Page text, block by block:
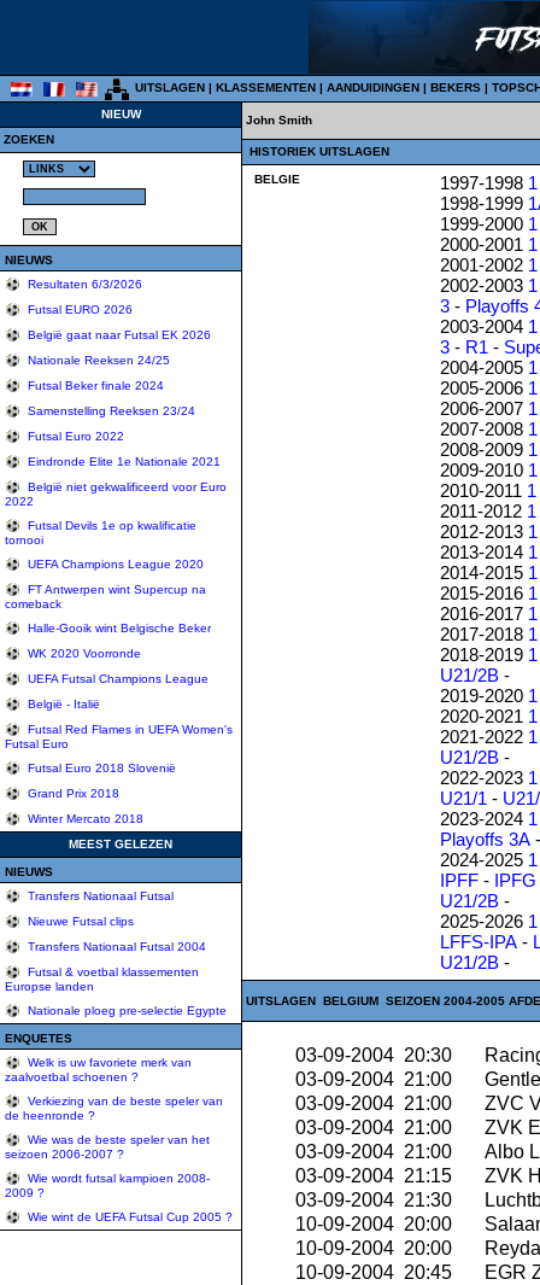
UITSLAGEN | KLASSEMENTEN | AANDUIDINGEN | BEKERS |
NIEUW
ZOEKEN
NIEUWS
Resultaten 6/3/2026
Futsal EURO 2026
België gaat naar Futsal EK 2026
Nationale Reeksen 24/25
Futsal Beker finale 2024
Samenstelling Reeksen 23/24
Futsal Euro 2022
Eindronde Elite 1e Nationale 2021
België niet gekwalificeerd voor Euro
2022
Futsal Devils 1e op kwalificatie
tornooi
UEFA Champions League 2020
FT Antwerpen wint Supercup na
comeback
Halle-Gooik wint Belgische Beker
WK 2020 Voorronde
UEFA Futsal Champions League
België - Italië
Futsal Red Flames in UEFA Women's
Futsal Euro
Futsal Euro 2018 Slovenië
Grand Prix 2018
Winter Mercato 2018
MEEST GELEZEN
NIEUWS
Transfers Nationaal Futsal
Nieuwe Futsal clips
Transfers Nationaal Futsal 2004
Futsal & voetbal klassementen
Europse landen
Nationale ploeg pre-selectie Egypte
ENQUETES
Welk is uw favoriete merk van
zaalvoetbal schoenen ?
Verkiezing van de beste speler van
de heenronde ?
Wie was de beste speler van het
seizoen 2006-2007 ?
Wie wordt futsal kampioen 2008-
2009 ?
Wie wint de UEFA Futsal Cup 2005 ?
John Smith
HISTORIEK UITSLAGEN
BELGIE 1997-1998 1
1998-1999
1999-2000 1
2000-2001 1
2001-2002 1
2002-2003 1
3 - Playoffs
2003-2004 1
3 - R1 -
2004-2005 1
2005-2006 1
2006-2007 1
2007-2008 1
2008-2009 1
2009-2010 1
2010-2011 1
2011-2012 1
2012-2013 1
2013-2014 1
2014-2015 1
2015-2016 1
2016-2017 1
2017-2018 1
2018-2019 1
U21/2B -
2019-2020 1
2020-2021 1
2021-2022 1
U21/2B -
2022-2023 1
U21/1 -
2023-2024 1
Playoffs 3A
2024-2025 1
IPFF - IPFG
U21/2B -
2025-2026 1
LFFS-IPA -
U21/2B -
UITSLAGEN BELGIUM SEIZOEN 2004-2005
03-09-2004 20:30
03-09-2004 21:00
03-09-2004 21:00
ZVC
03-09-2004 21:00
ZVK
03-09-2004 21:00
Albo
03-09-2004 21:15
ZVK
03-09-2004 21:30
10-09-2004 20:00
10-09-2004 20:00
10-09-2004 20:45
EGR